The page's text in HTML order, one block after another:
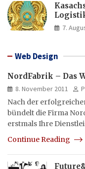
und
7.
Web Design
NordFabrik – Das
8. November 2011
Nach der
bündelt die Firma
erstmals Ihre
Continue Reading